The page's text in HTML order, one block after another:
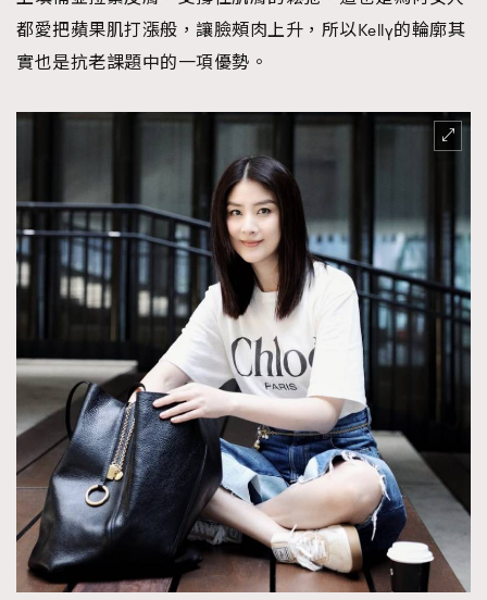
都愛把蘋果肌打漲般，讓臉頰肉上升，所以Kelly的輪廓其
實也是抗老課題中的一項優勢。